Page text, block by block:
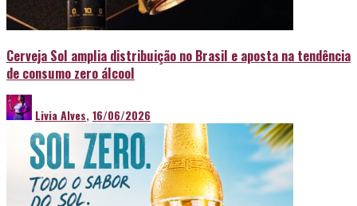
Cerveja Sol amplia distribuição no Brasil e aposta na tendência
de consumo zero álcool
Livia Alves,16/06/2026